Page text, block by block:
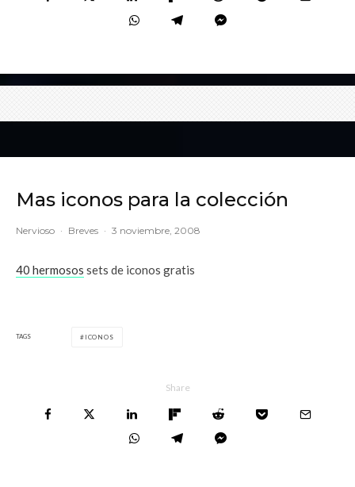
Mas iconos para la colección
Nervioso · Breves · 3 noviembre, 2008
40 hermosos sets de iconos gratis
TAGS ICONOS
Share